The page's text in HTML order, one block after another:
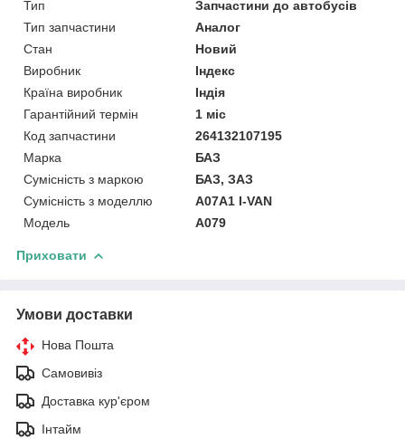
Тип
Запчастини до автобусів
Тип запчастини
Аналог
Стан
Новий
Виробник
Індекс
Країна виробник
Індія
Гарантійний термін
1 міс
Код запчастини
264132107195
Марка
БАЗ
Сумісність з маркою
БАЗ, ЗАЗ
Сумісність з моделлю
A07A1 I-VAN
Модель
А079
Приховати
Умови доставки
Нова Пошта
Самовивіз
Доставка кур'єром
Інтайм